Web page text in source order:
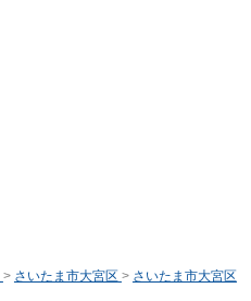
> さいたま市大宮区 > さいたま市大宮区